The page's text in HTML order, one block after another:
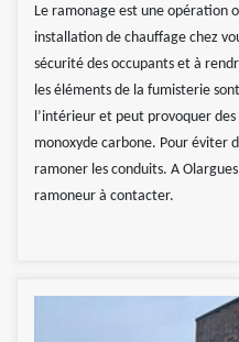
Le ramonage est une opération
installation de chauffage chez
sécurité des occupants et à
les éléments de la fumisterie
l’intérieur et peut provoquer
monoxyde carbone. Pour éviter
ramoner les conduits. A
ramoneur à contacter.